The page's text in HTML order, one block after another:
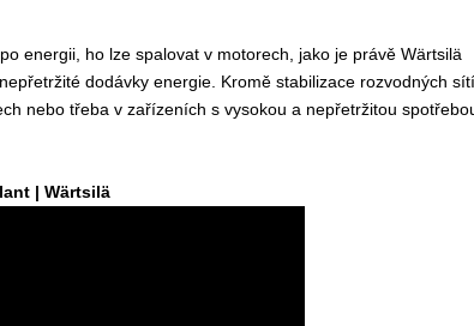
energii, ho lze spalovat v motorech, jako je právě Wärtsilä
dodávky energie. Kromě stabilizace rozvodných sítí
nebo třeba v zařízeních s vysokou a nepřetržitou
| Wärtsilä